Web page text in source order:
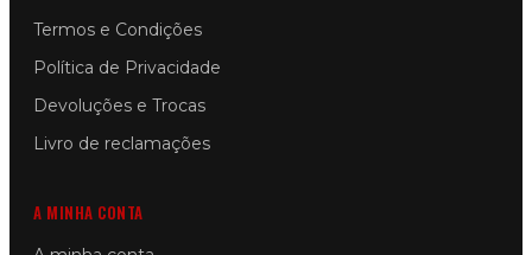
Termos e Condições
Política de Privacidade
Devoluções e Trocas
Livro de reclamações
A MINHA CONTA